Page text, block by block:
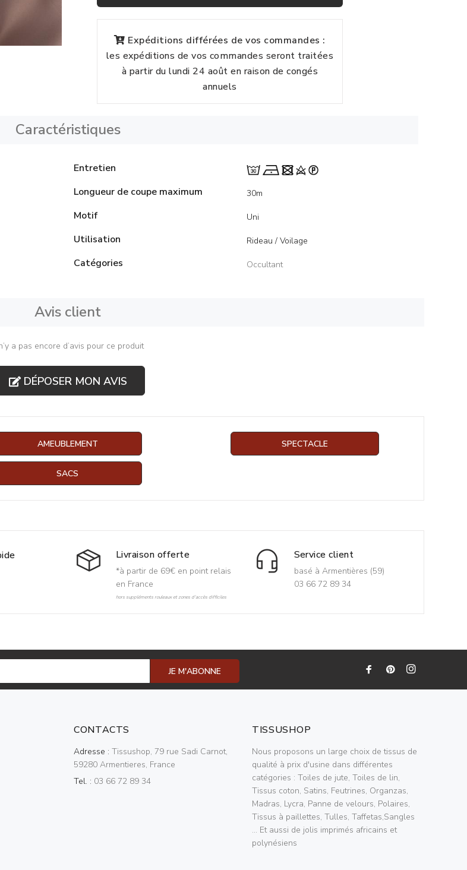
Expéditions différées de vos commandes :
les expéditions de vos commandes seront traitées
à partir du lundi 24 août en raison de congés
annuels
Caractéristiques
Entretien
Longueur de coupe maximum
30m
Motif Uni
Utilisation Rideau / Voilage
Catégories Occultant
Avis client
a pas encore d’avis pour ce produit
DÉPOSER MON AVIS
AMEUBLEMENT SPECTACLE
SACS
Livraison offerte
*à partir de 69€ en point relais
en France
hors suppléments rouleaux et zones d'accès difficiles
Service client
basé à Armentières (59)
03 66 72 89 34
JE M'ABONNE
CONTACTS
Adresse : Tissushop, 79 rue Sadi Carnot,
59280 Armentieres, France
Tel. : 03 66 72 89 34
TISSUSHOP
Nous proposons un large choix de tissus de
qualité à prix d'usine dans différentes
catégories : Toiles de jute, Toiles de lin,
Tissus coton, Satins, Feutrines, Organzas,
Madras, Lycra, Panne de velours, Polaires,
Tissus à paillettes, Tulles, Taffetas,Sangles
... Et aussi de jolis imprimés africains et
polynésiens